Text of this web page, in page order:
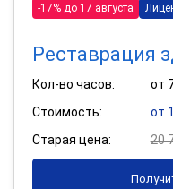
-17% до 17 августа
Реставрация
Кол-во часов:
от
Стоимость:
от
Старая цена:
20